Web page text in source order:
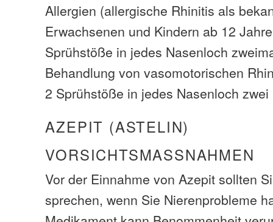
Allergien (allergische Rhinitis als
Erwachsenen und Kindern ab 12
Sprühstöße in jedes Nasenloch
Behandlung von vasomotorischen
2 Sprühstöße in jedes Nasenloch
AZEPIT (ASTELIN)
VORSICHTSMASSNAHMEN
Vor der Einnahme von Azepit sollten
sprechen, wenn Sie Nierenprobleme